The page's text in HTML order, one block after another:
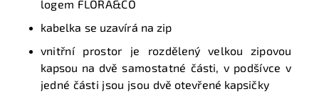
logem FLORA&CO
kabelka se uzavírá na zip
vnitřní prostor je rozdělený velkou zipovou
kapsou na dvěsamostatné části, v podšívce v
jedné části jsou jsou dvě otevřené kapsičky